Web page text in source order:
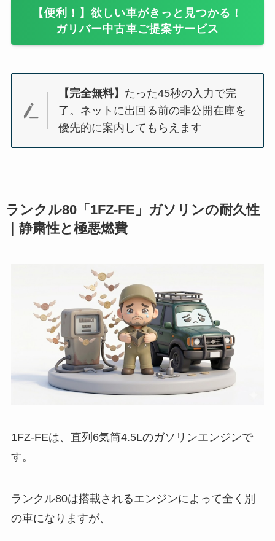
【便利！】欲しい車がきっと見つかる！
ガリバー中古車ご提案サービス
【完全無料】 たった45秒の入力で完
了。ネットに出回る前の非公開在庫を
優先的に案内してもらえます
ランクル80「1FZ-FE」ガソリンの耐久性
｜静粛性と極悪燃費
1FZ-FEは、直列6気筒4.5Lのガソリンエンジンで
す。
ランクル80は搭載されるエンジンによって全く別
の車になりますが、